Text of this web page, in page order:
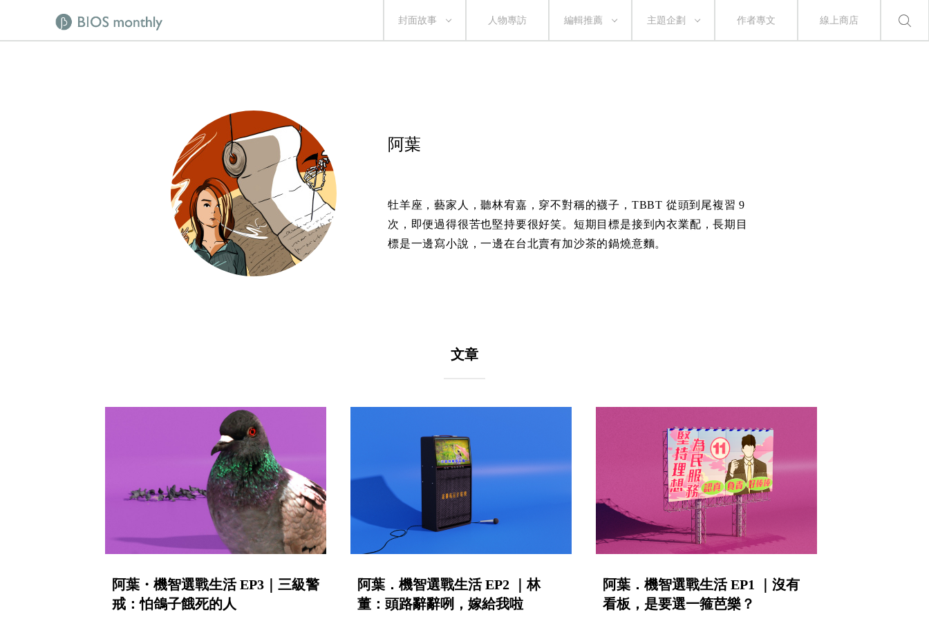
封面故事 人物專訪 編輯推薦 主題企劃 作者專文 線上商店
阿葉
牡羊座，藝家人，聽林宥嘉，穿不對稱的襪子，TBBT 從頭到尾複習 9
次，即便過得很苦也堅持要很好笑。短期目標是接到內衣業配，長期目
標是一邊寫小說，一邊在台北賣有加沙茶的鍋燒意麵。
文章
阿葉・機智選戰生活 EP3｜三級警
戒：怕鴿子餓死的人
阿葉．機智選戰生活 EP2 ｜林
董：頭路辭辭咧，嫁給我啦
阿葉．機智選戰生活 EP1 ｜沒有
看板，是要選一箍芭樂？